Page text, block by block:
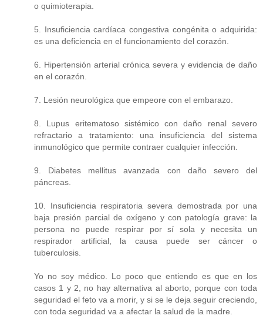
o quimioterapia.
5. Insuficiencia cardíaca congestiva congénita o adquirida:
es una deficiencia en el funcionamiento del corazón.
6. Hipertensión arterial crónica severa y evidencia de daño
en el corazón.
7. Lesión neurológica que empeore con el embarazo.
8. Lupus eritematoso sistémico con daño renal severo
refractario a tratamiento: una insuficiencia del sistema
inmunológico que permite contraer cualquier infección.
9. Diabetes mellitus avanzada con daño severo del
páncreas.
10. Insuficiencia respiratoria severa demostrada por una
baja presión parcial de oxígeno y con patología grave: la
persona no puede respirar por sí sola y necesita un
respirador artificial, la causa puede ser cáncer o
tuberculosis.
Yo no soy médico. Lo poco que entiendo es que en los
casos 1 y 2, no hay alternativa al aborto, porque con toda
seguridad el feto va a morir, y si se le deja seguir creciendo,
con toda seguridad va a afectar la salud de la madre.